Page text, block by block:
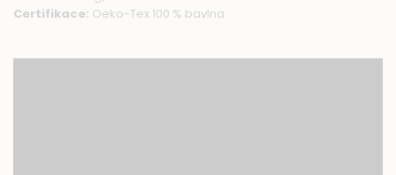
Certifikace: Oeko-Tex 100 % bavlna